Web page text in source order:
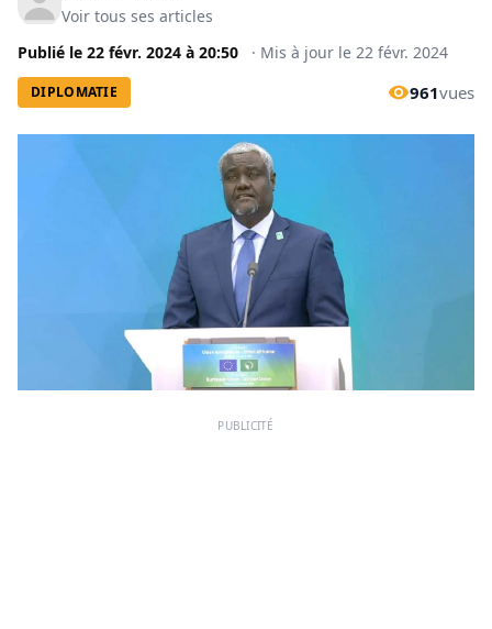
Voir tous ses articles
Publié le 22 févr. 2024 à 20:50 · Mis à jour le 22 févr. 2024
DIPLOMATIE 961vues
PUBLICITÉ